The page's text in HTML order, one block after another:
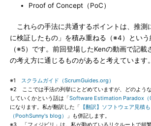
Proof of Concept（PoC）
これらの手法に共通するポイントは、推測
に検証したもの」を積み重ねる（※4）とい
（※5）です。前回登場したKenの動画で記載
の考え方に通じるものがあると考えています。
※1 スクラムガイド（ScrumGuides.org）
※2 ここでは手法の列挙にとどめていますが、どのよう
していくかという話は「Software Estimation Paradox（
になります。私が翻訳した「 【翻訳】ソフトウェア見積
（PoohSunny's blog）
」も併記します。
※3 「フィジビリ」は、私が勤めているリクルートで頻繁